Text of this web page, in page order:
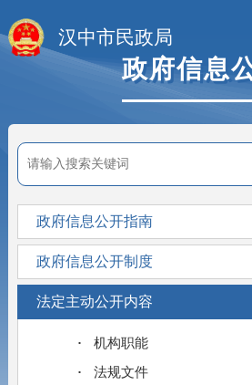
汉中市民政局
政府信息
政府信息公开指南
政府信息公开制度
法定主动公开内容
机构职能
法规文件